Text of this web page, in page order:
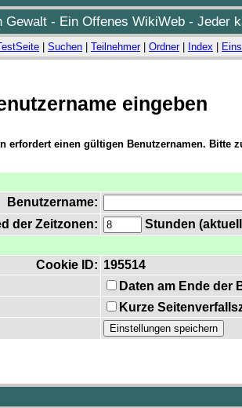
Gewalt - Ein Offenes WikiWeb - Jeder
Suchen Teilnehmer| Ordner| Index
eingeben
erfordert einen gültigen Benutzernamen. Bitte
Benutzername:
der Zeitzonen:
Stunden
Cookie ID: 195514
Daten am Ende der
Kurze